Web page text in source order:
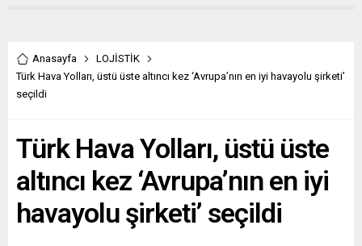
Anasayfa
LOJİSTİK
Türk Hava Yolları, üstü üste altıncı kez ‘Avrupa’nın en iyi havayolu şirketi’
seçildi
Türk Hava Yolları, üstü üste
altıncı kez ‘Avrupa’nın en iyi
havayolu şirketi’ seçildi